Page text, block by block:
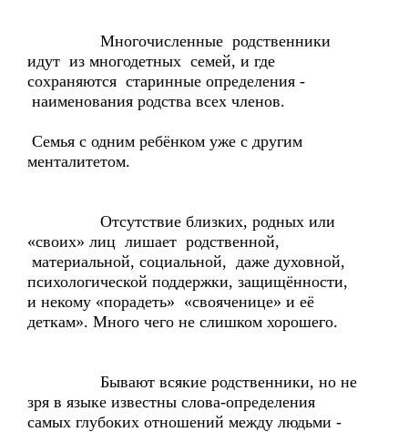
Многочисленные родственники
идут из многодетных семей, и где
сохраняются старинные определения -
наименования родства всех членов.
Семья с одним ребёнком уже с другим
менталитетом.
Отсутствие близких, родных или
«своих» лиц лишает родственной,
материальной, социальной, даже духовной,
психологической поддержки, защищённости,
и некому «порадеть» «свояченице» и её
деткам». Много чего не слишком хорошего.
Бывают всякие родственники, но не
зря в языке известны слова-определения
самых глубоких отношений между людьми -